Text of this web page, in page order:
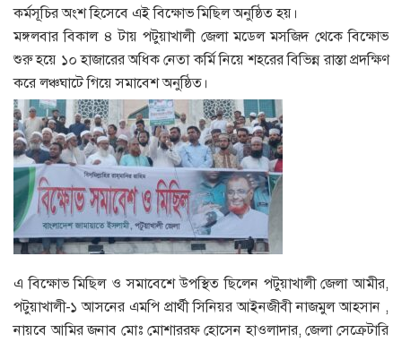
কর্মসূচির অংশ হিসেবে এই বিক্ষোভ মিছিল অনুষ্ঠিত হয়।
মঙ্গলবার বিকাল ৪ টায় পটুয়াখালী জেলা মডেল মসজিদ থেকে বিক্ষোভ
শুরু হয়ে ১০ হাজারের অধিক নেতা কর্মি নিয়ে শহরের বিভিন্ন রাস্তা প্রদক্ষিণ
করে লঞ্চঘাটে গিয়ে সমাবেশ অনুষ্ঠিত।
এ বিক্ষোভ মিছিল ও সমাবেশে উপস্থিত ছিলেন পটুয়াখালী জেলা আমীর,
পটুয়াখালী-১ আসনের এমপি প্রার্থী সিনিয়র আইনজীবী নাজমুল আহসান ,
নায়বে আমির জনাব মোঃ মোশাররফ হোসেন হাওলাদার, জেলা সেক্রেটারি